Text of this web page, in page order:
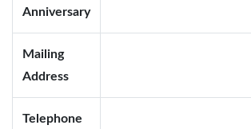
Anniversary
Mailing
Address
Telephone